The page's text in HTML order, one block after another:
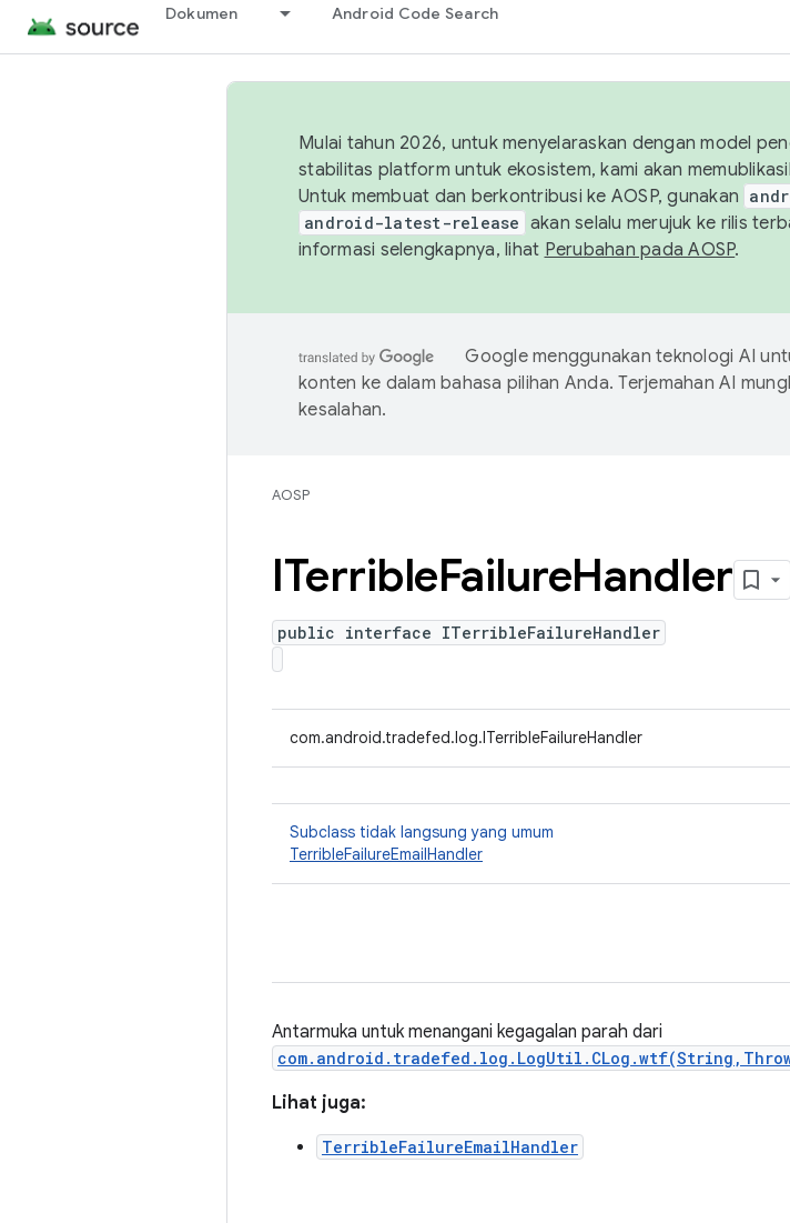
Dokumen Android Code Search
Mulai tahun 2026, untuk menyelaraskan dengan model
stabilitas platform untuk ekosistem, kami akan
Untuk membuat dan berkontribusi ke AOSP, gunakan
android-latest-release akan selalu merujuk ke rilis
informasi selengkapnya, lihat Perubahan pada AOSP.
Google menggunakan teknologi AI
konten ke dalam bahasa pilihan Anda. Terjemahan AI
kesalahan.
AOSP
ITerribleFailureHandler
public interface ITerribleFailureHandler
com.android.tradefed.log.ITerribleFailureHandler
Subclass tidak langsung yang umum
TerribleFailureEmailHandler
Antarmuka untuk menangani kegagalan parah dari
Lihat juga:
TerribleFailureEmailHandler